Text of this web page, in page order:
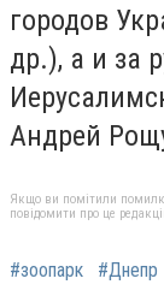
городов
др.), а и за
Андрей
Якщо ви помітили
повідомити про це
#зоопарк #Днепр